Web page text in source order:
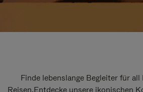
Finde lebenslange Begleiter für
Reisen.Entdecke unsere ikonischen